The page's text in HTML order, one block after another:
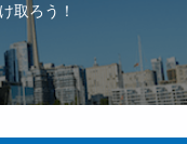
取ろう！